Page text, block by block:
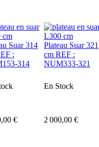
Suar 314
:
314
Plateau Suar 321
cm REF :
NUM333-321
En Stock
€ 2 000,00 €